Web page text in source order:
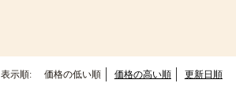
表示順: 価格の低い順 価格の高い順 更新日順